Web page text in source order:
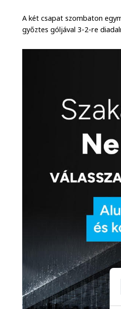
A két csapat szombaton
győztes góljával 3-2-re